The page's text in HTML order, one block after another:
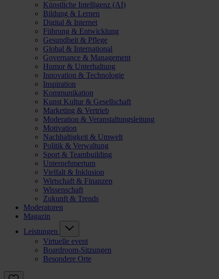
Künstliche Intelligenz (AI)
Bildung & Lernen
Digital & Internet
Führung & Entwicklung
Gesundheit & Pflege
Global & International
Governance & Management
Humor & Unterhaltung
Innovation & Technologie
Inspiration
Kommunikation
Kunst Kultur & Gesellschaft
Marketing & Vertrieb
Moderation & Veranstaltungsleitung
Motivation
Nachhaltigkeit & Umwelt
Politik & Verwaltung
Sport & Teambuilding
Unternehmertum
Vielfalt & Inklusion
Wirtschaft & Finanzen
Wissenschaft
Zukunft & Trends
Moderatoren
Magazin
Leistungen
Virtuelle event
Boardroom-Sitzungen
Besondere Orte